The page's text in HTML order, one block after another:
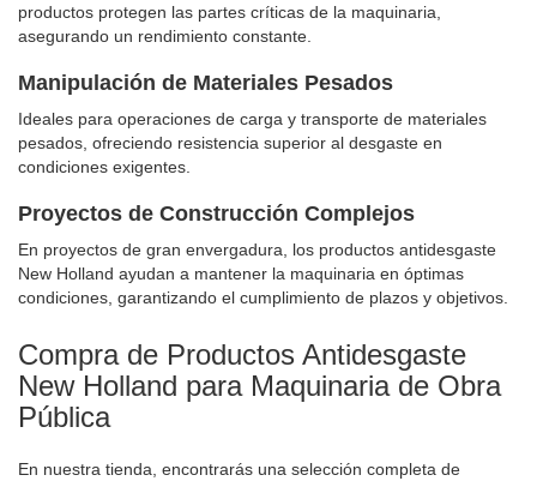
productos protegen las partes críticas de la maquinaria,
asegurando un rendimiento constante.
Manipulación de Materiales Pesados
Ideales para operaciones de carga y transporte de materiales
pesados, ofreciendo resistencia superior al desgaste en
condiciones exigentes.
Proyectos de Construcción Complejos
En proyectos de gran envergadura, los productos antidesgaste
New Holland ayudan a mantener la maquinaria en óptimas
condiciones, garantizando el cumplimiento de plazos y objetivos.
Compra de Productos Antidesgaste
New Holland para Maquinaria de Obra
Pública
En nuestra tienda, encontrarás una selección completa de